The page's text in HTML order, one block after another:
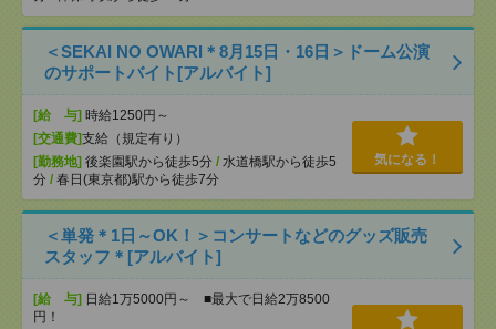
＜SEKAI NO OWARI＊8月15日・16日＞ドーム公演
のサポートバイト[アルバイト]
[給 与] 時給1250円～
[交通費]支給（規定有り）
[勤務地] 後楽園駅から徒歩5分 / 水道橋駅から徒歩5
分 / 春日(東京都)駅から徒歩7分
気になる！
＜単発＊1日～OK！＞コンサートなどのグッズ販売
スタッフ＊[アルバイト]
[給 与] 日給1万5000円～ ■最大で日給2万8500
円！